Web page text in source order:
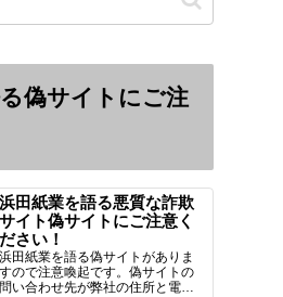
偽サイトにご注
浜田紙業を語る悪質な詐欺
サイト偽サイトにご注意く
ださい！
浜田紙業を語る偽サイトがありま
すので注意喚起です。偽サイトの
問い合わせ先が弊社の住所と電話